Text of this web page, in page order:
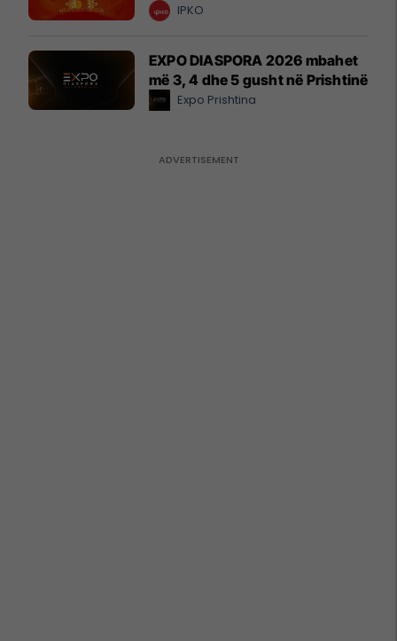
IPKO
EXPO DIASPORA 2026 mbahet
më 3, 4 dhe 5 gusht në Prishtinë
Expo Prishtina